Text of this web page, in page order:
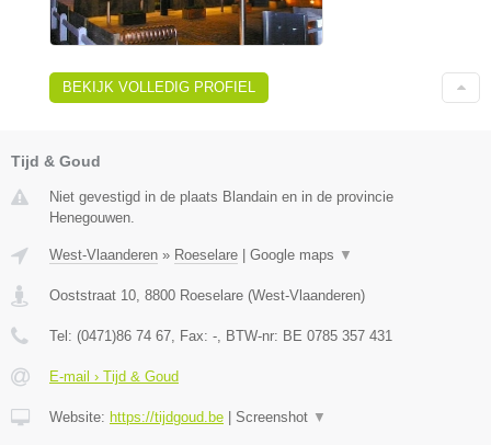
BEKIJK VOLLEDIG PROFIEL
Tijd & Goud
Niet gevestigd in de plaats Blandain en in de provincie
Henegouwen.
West-Vlaanderen » Roeselare | Google maps ▼
Ooststraat 10 8800 Roeselare (West-Vlaanderen)
Tel: (0471)86 74 67 , Fax: - , BTW-nr: BE 0785 357 431
E-mail › Tijd & Goud
Website: https://tijdgoud.be | Screenshot ▼